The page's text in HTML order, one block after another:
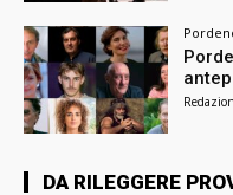
DA RILEGGERE